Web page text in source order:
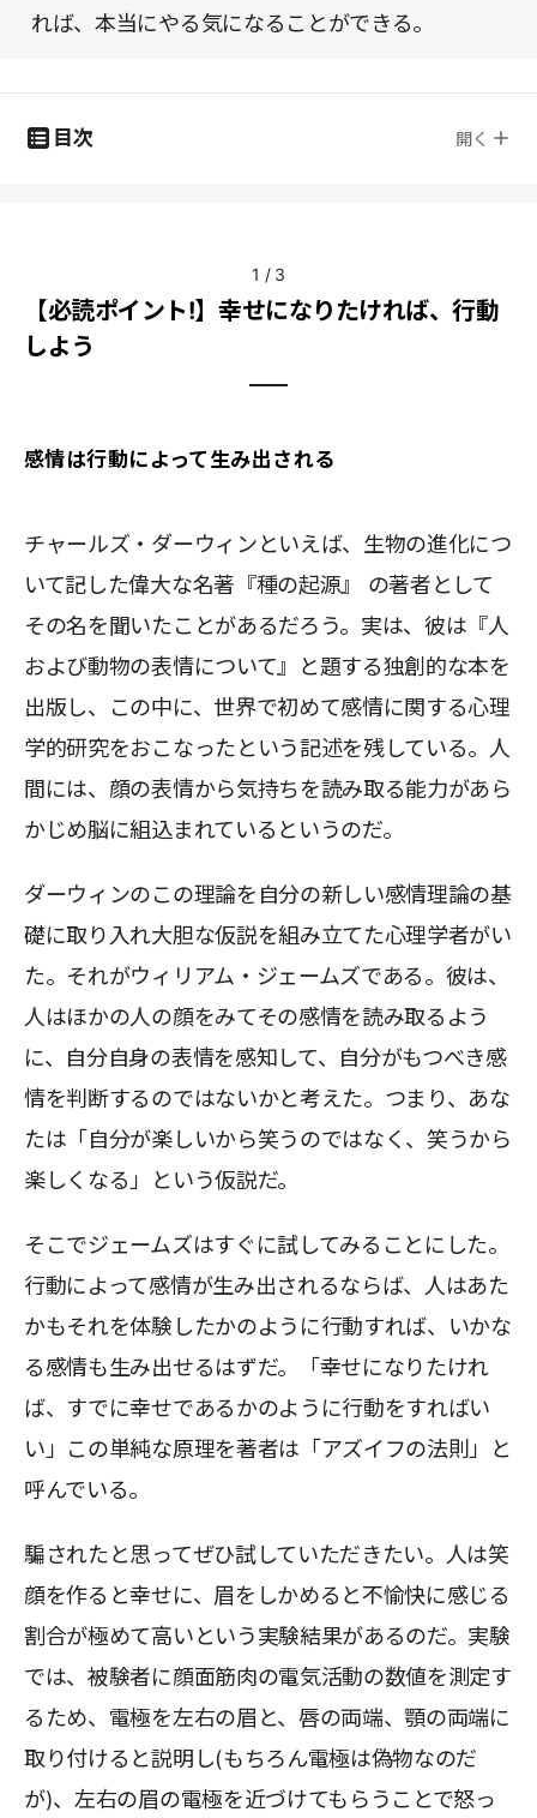
れば、本当にやる気になることができる。
目次 開く
1 / 3
【必読ポイント!】幸せになりたければ、行動
しよう
感情は行動によって生み出される
チャールズ・ダーウィンといえば、生物の進化につ
いて記した偉大な名著『種の起源』 の著者として
その名を聞いたことがあるだろう。実は、彼は『人
および動物の表情について』と題する独創的な本を
出版し、この中に、世界で初めて感情に関する心理
学的研究をおこなったという記述を残している。人
間には、顔の表情から気持ちを読み取る能力があら
かじめ脳に組込まれているというのだ。
ダーウィンのこの理論を自分の新しい感情理論の基
礎に取り入れ大胆な仮説を組み立てた心理学者がい
た。それがウィリアム・ジェームズである。彼は、
人はほかの人の顔をみてその感情を読み取るよう
に、自分自身の表情を感知して、自分がもつべき感
情を判断するのではないかと考えた。つまり、あな
たは「自分が楽しいから笑うのではなく、笑うから
楽しくなる」という仮説だ。
そこでジェームズはすぐに試してみることにした。
行動によって感情が生み出されるならば、人はあた
かもそれを体験したかのように行動すれば、いかな
る感情も生み出せるはずだ。「幸せになりたけれ
ば、すでに幸せであるかのように行動をすればい
い」この単純な原理を著者は「アズイフの法則」と
呼んでいる。
騙されたと思ってぜひ試していただきたい。人は笑
顔を作ると幸せに、眉をしかめると不愉快に感じる
割合が極めて高いという実験結果があるのだ。実験
では、被験者に顔面筋肉の電気活動の数値を測定す
るため、電極を左右の眉と、唇の両端、顎の両端に
取り付けると説明し(もちろん電極は偽物なのだ
が)、左右の眉の電極を近づけてもらうことで怒っ